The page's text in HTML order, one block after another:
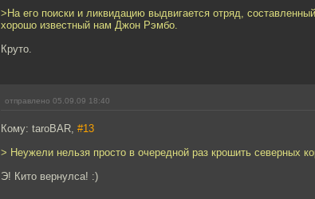
>На его поиски и ликвидацию выдвигается отряд,
хорошо известный нам Джон Рэмбо.
Круто.
отправлено 05.09.09 18:40
Кому: taroBAR, #13
> Неужели нельзя просто в очередной раз крошить северных
Э! Кито вернулса! :)